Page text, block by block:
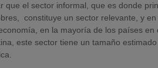
que el sector informal, que es donde
constituye un sector relevante, y
en la mayoría de los países en
este sector tiene un tamaño